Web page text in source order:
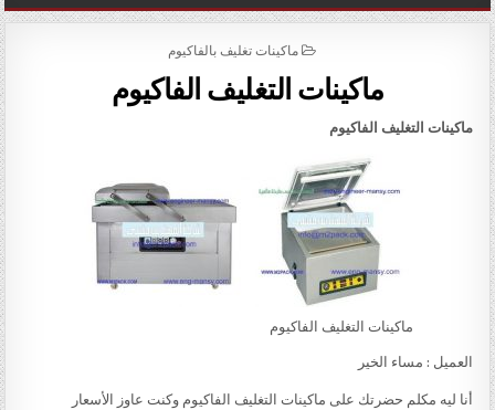
POSTED IN
ماكينات تغليف بالفاكيوم
ماكينات التغليف الفاكيوم
ماكينات التغليف الفاكيوم
ماكينات التغليف الفاكيوم
العميل : مساء الخير
أنا ليه مكلم حضرتك على ماكينات التغليف الفاكيوم وكنت عاوز الأسعار